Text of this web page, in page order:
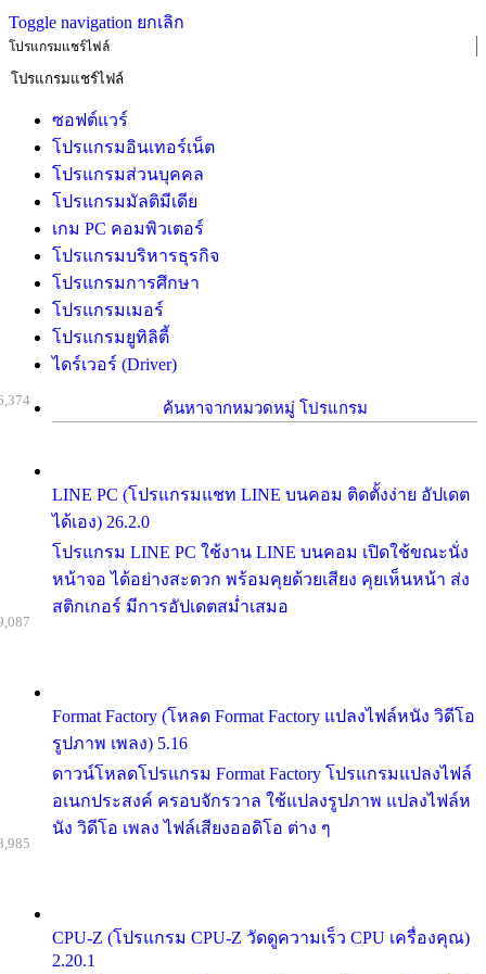
Toggle navigation ยกเลิก
โปรแกรมแชร์ไฟล์
ซอฟต์แวร์
โปรแกรมอินเทอร์เน็ต
โปรแกรมส่วนบุคคล
โปรแกรมมัลติมีเดีย
เกม PC คอมพิวเตอร์
โปรแกรมบริหารธุรกิจ
โปรแกรมการศึกษา
โปรแกรมเมอร์
โปรแกรมยูทิลิตี้
ไดร์เวอร์ (Driver)
ค้นหาจากหมวดหมู่ โปรแกรม
LINE PC (โปรแกรมแชท LINE บนคอม ติดตั้งง่าย อัปเดต
ได้เอง) 26.2.0
โปรแกรม LINE PC ใช้งาน LINE บนคอม เปิดใช้ขณะนั่ง
หน้าจอ ได้อย่างสะดวก พร้อมคุยด้วยเสียง คุยเห็นหน้า ส่ง
สติกเกอร์ มีการอัปเดตสม่ำเสมอ
Format Factory (โหลด Format Factory แปลงไฟล์หนัง วิดีโอ
รูปภาพ เพลง) 5.16
ดาวน์โหลดโปรแกรม Format Factory โปรแกรมแปลงไฟล์
อเนกประสงค์ ครอบจักรวาล ใช้แปลงรูปภาพ แปลงไฟล์ห
นัง วิดีโอ เพลง ไฟล์เสียงออดิโอ ต่าง ๆ
CPU-Z (โปรแกรม CPU-Z วัดดูความเร็ว CPU เครื่องคุณ)
2.20.1